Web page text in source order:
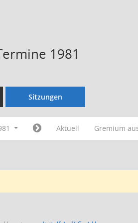
1981
Sitzungen
Aktuell Gremium